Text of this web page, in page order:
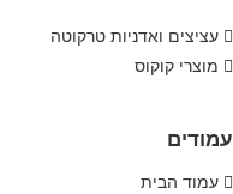
עציצים ואדניות טרקוטה
מוצרי קוקוס
עמודים
עמוד הבית